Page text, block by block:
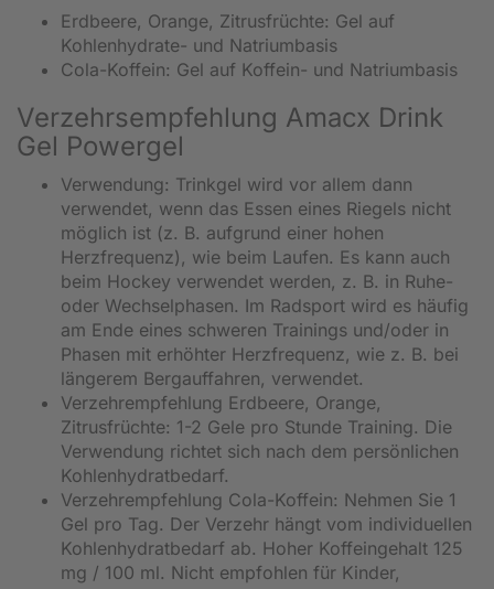
Erdbeere, Orange, Zitrusfrüchte: Gel auf
Kohlenhydrate- und Natriumbasis
Cola-Koffein: Gel auf Koffein- und Natriumbasis
Verzehrsempfehlung Amacx Drink
Gel Powergel
Verwendung: Trinkgel wird vor allem dann
verwendet, wenn das Essen eines Riegels nicht
möglich ist (z. B. aufgrund einer hohen
Herzfrequenz), wie beim Laufen. Es kann auch
beim Hockey verwendet werden, z. B. in Ruhe-
oder Wechselphasen. Im Radsport wird es häufig
am Ende eines schweren Trainings und/oder in
Phasen mit erhöhter Herzfrequenz, wie z. B. bei
längerem Bergauffahren, verwendet.
Verzehrempfehlung Erdbeere, Orange,
Zitrusfrüchte: 1-2 Gele pro Stunde Training. Die
Verwendung richtet sich nach dem persönlichen
Kohlenhydratbedarf.
Verzehrempfehlung Cola-Koffein: Nehmen Sie 1
Gel pro Tag. Der Verzehr hängt vom individuellen
Kohlenhydratbedarf ab. Hoher Koffeingehalt 125
mg / 100 ml. Nicht empfohlen für Kinder,